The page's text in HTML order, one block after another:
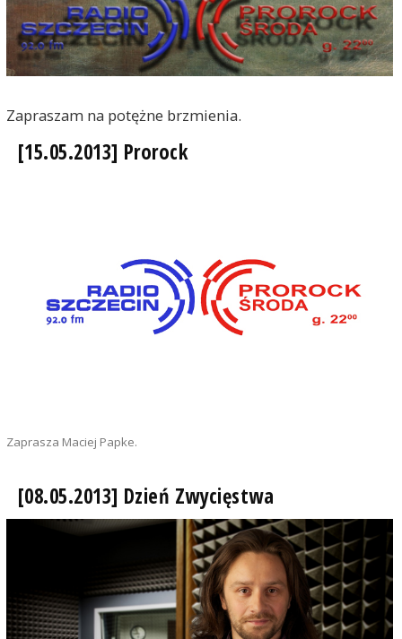
Zapraszam na potężne brzmienia.
[15.05.2013] Prorock
Zaprasza Maciej Papke.
[08.05.2013] Dzień Zwycięstwa